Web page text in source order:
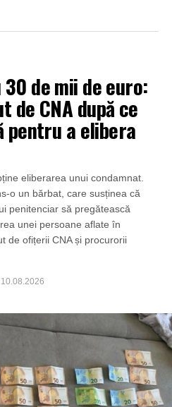
de mii de euro:
de CNA după ce
a elibera
eliberarea unui condamnat.
o un bărbat, care susținea că
penitenciar să pregătească
unei persoane aflate în
de ofițerii CNA și procurorii
10.08.2026